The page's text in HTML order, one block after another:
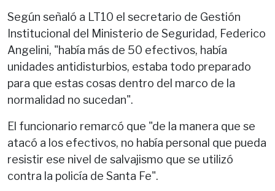
Según señaló a LT10 el secretario de Gestión
Institucional del Ministerio de Seguridad, Federico
Angelini, "había más de 50 efectivos, había
unidades antidisturbios, estaba todo preparado
para que estas cosas dentro del marco de la
normalidad no sucedan".
El funcionario remarcó que "de la manera que se
atacó a los efectivos, no había personal que pueda
resistir ese nivel de salvajismo que se utilizó
contra la policía de Santa Fe".